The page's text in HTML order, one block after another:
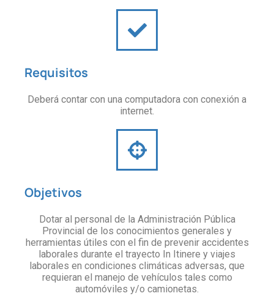
Requisitos
Deberá contar con una computadora con conexión a
internet.
Objetivos
Dotar al personal de la Administración Pública
Provincial de los conocimientos generales y
herramientas útiles con el fin de prevenir accidentes
laborales durante el trayecto In Itinere y viajes
laborales en condiciones climáticas adversas, que
requieran el manejo de vehículos tales como
automóviles y/o camionetas.